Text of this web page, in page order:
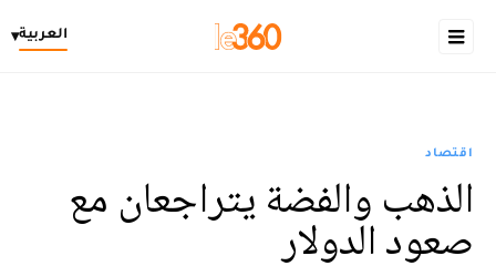
العربية▾
اقتصاد
الذهب والفضة يتراجعان مع
صعود الدولار